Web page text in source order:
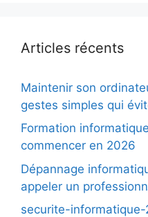
Articles récents
Maintenir son
gestes simples qui
Formation
commencer en 2026
Dépannage
appeler un
securite-